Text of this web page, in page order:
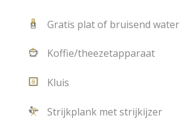
Gratis plat of bruisend water
Koffie/theezetapparaat
Kluis
Strijkplank met strijkijzer